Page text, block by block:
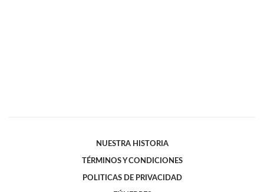
NUESTRA HISTORIA
TÉRMINOS Y CONDICIONES
POLITICAS DE PRIVACIDAD